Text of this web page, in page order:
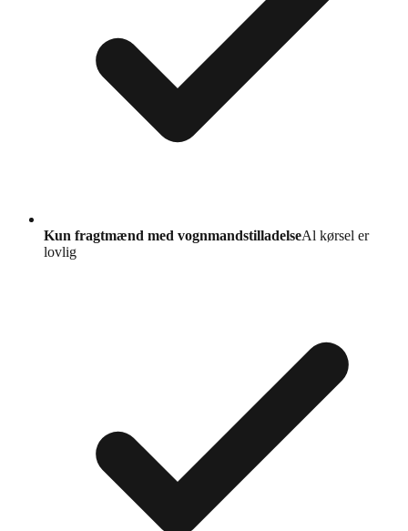
Kun fragtmænd med vognmandstilladelseAl kørsel er
lovlig